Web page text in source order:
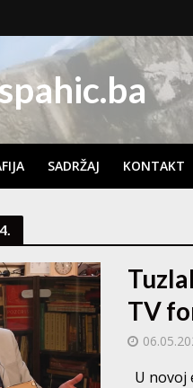
SADRŽAJ KONTAKT
TV
U novoj